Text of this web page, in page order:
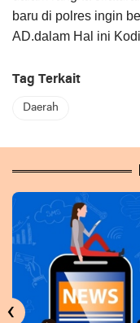
baru di polres ingin
AD.dalam Hal ini
Tag Terkait
Daerah
‹